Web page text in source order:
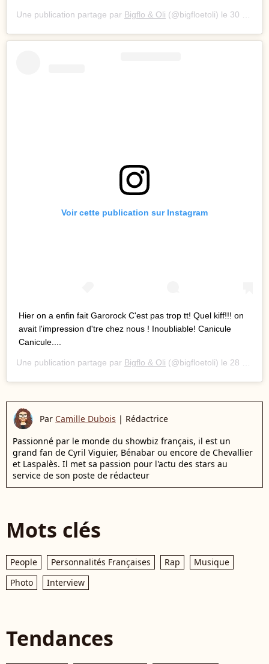
Une publication partage par Bigflo & Oli (@bigfloetoli) le 30 Juin 2019 9 :16 PDT
Voir cette publication sur Instagram
Hier on a enfin fait Garorock C'est pas trop tt! Quel kiff!!! on
avait l'impression d'tre chez nous ! Inoubliable! Canicule
Canicule....
Une publication partage par Bigflo & Oli (@bigfloetoli) le 28 Juin 2019 9 :06 PDT
Par Camille Dubois | Rédactrice
Passionné par le monde du showbiz français, il est un
grand fan de Cyril Viguier, Bénabar ou encore de Chevallier
et Laspalès. Il met sa passion pour l'actu des stars au
service de son poste de rédacteur
Mots clés
People Personnalités Françaises Rap
Musique
Photo
Interview
Tendances